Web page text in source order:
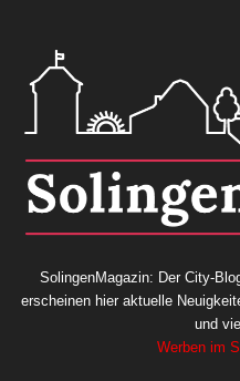
SolingenMagazin: Der City-
erscheinen hier aktuelle
und
Werben im